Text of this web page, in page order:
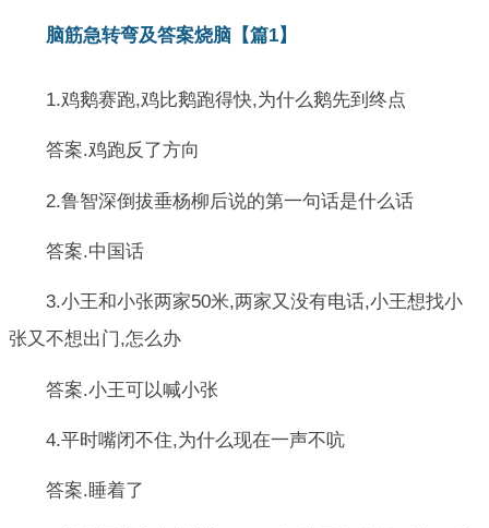
脑筋急转弯及答案烧脑【篇1】
1.鸡鹅赛跑,鸡比鹅跑得快,为什么鹅先到终点
答案.鸡跑反了方向
2.鲁智深倒拔垂杨柳后说的第一句话是什么话
答案.中国话
3.小王和小张两家50米,两家又没有电话,小王想找小
张又不想出门,怎么办
答案.小王可以喊小张
4.平时嘴闭不住,为什么现在一声不吭
答案.睡着了